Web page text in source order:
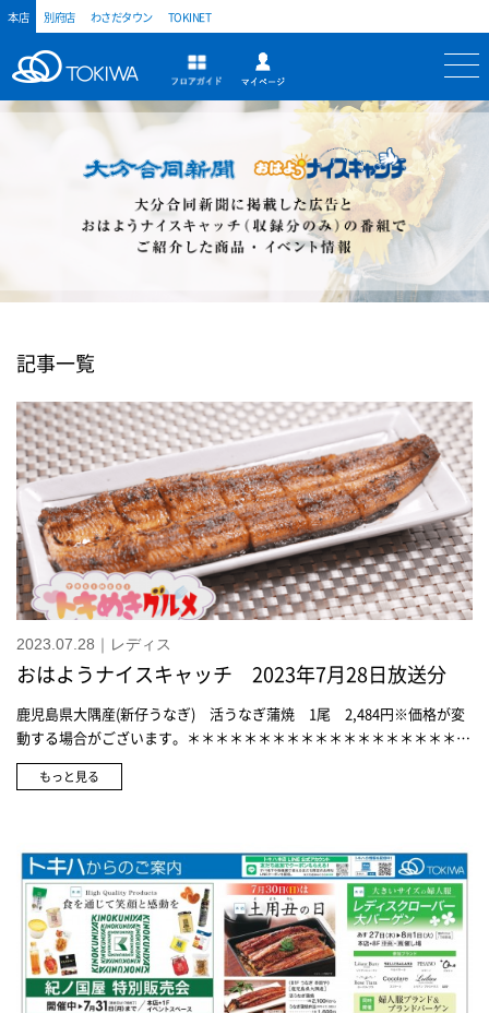
本店 別府店 わさだタウン TOKINET
トキハ フロアガイド
記事一覧
2023.07.28｜レディス
おはようナイスキャッチ 2023年7月28日放送分
鹿児島県大隅産(新仔うなぎ) 活うなぎ蒲焼 1尾 2,484円※価格が変
動する場合がございます。＊＊＊＊＊＊＊＊＊＊＊＊＊＊＊＊＊＊＊＊
＊＊＊＊＊＊＊職人の技が光る ふるさと大分みやげ＜小鹿田焼＞フリ
ーカップ 各2,200円 ※トキネット対象商品＜臼杵焼＞箸置セット
《FLATS》金魚段 880円＜別府竹細工＞荒目盛かご 4,400円＜別府竹
細工＞竹かご風鈴 各3,300円 ※トキネット対象商品＜日田下駄＞焼
杉ソフト履き 1足 3,630円(箱代込み) ※トキネット対象商品＜手漉
き和紙工房＞和紙場地 和紙ポーチ 3,850円
もっと見る